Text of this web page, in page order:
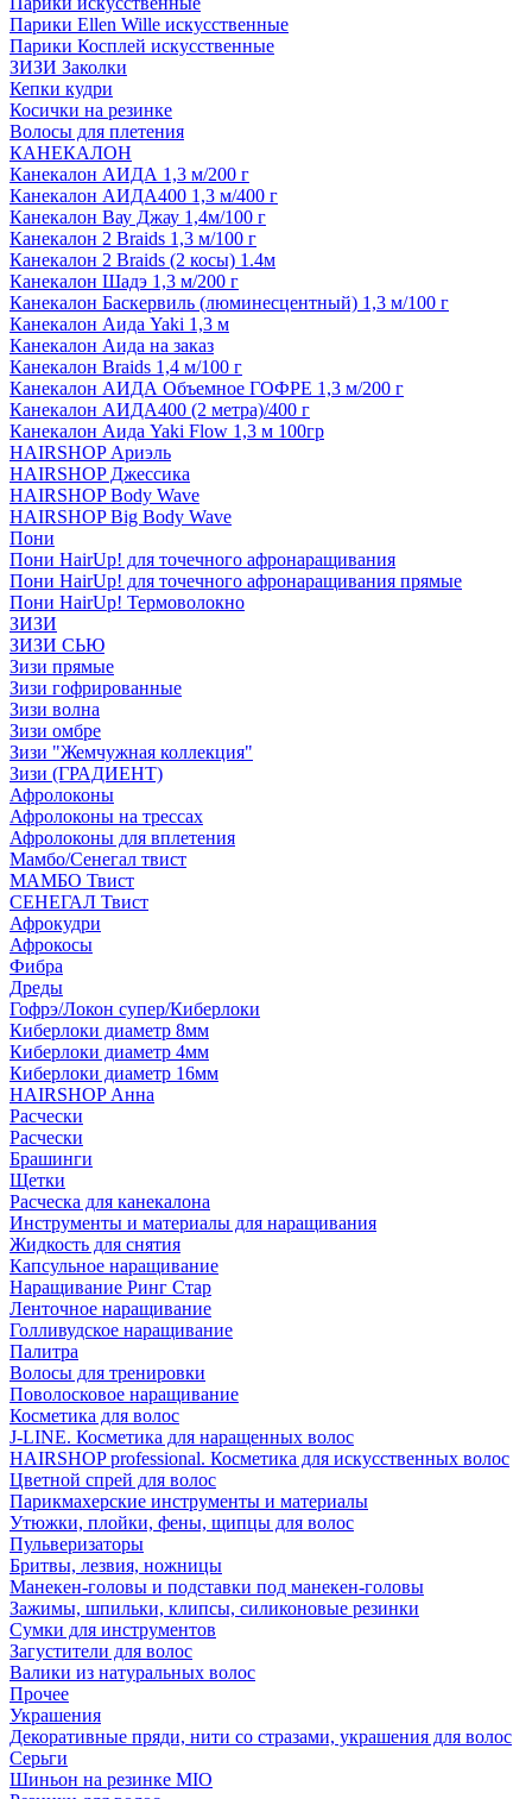
Парики Ellen Wille искусственные
Парики Косплей искусственные
ЗИЗИ Заколки
Кепки кудри
Косички на резинке
Волосы для плетения
КАНЕКАЛОН
Канекалон АИДА 1,3 м/200 г
Канекалон АИДА400 1,3 м/400 г
Канекалон Вау Джау 1,4м/100 г
Канекалон 2 Braids 1,3 м/100 г
Канекалон 2 Braids (2 косы) 1.4м
Канекалон Шадэ 1,3 м/200 г
Канекалон Баскервиль (люминесцентный) 1,3 м/100 г
Канекалон Аида Yaki 1,3 м
Канекалон Аида на заказ
Канекалон Braids 1,4 м/100 г
Канекалон АИДА Объемное ГОФРЕ 1,3 м/200 г
Канекалон АИДА400 (2 метра)/400 г
Канекалон Аида Yaki Flow 1,3 м 100гр
HAIRSHOP Ариэль
HAIRSHOP Джессика
HAIRSHOP Body Wave
HAIRSHOP Big Body Wave
Пони
Пони HairUp! для точечного афронаращивания
Пони HairUp! для точечного афронаращивания прямые
Пони HairUp! Термоволокно
ЗИЗИ
ЗИЗИ СЬЮ
Зизи прямые
Зизи гофрированные
Зизи волна
Зизи омбре
Зизи "Жемчужная коллекция"
Зизи (ГРАДИЕНТ)
Афролоконы
Афролоконы на трессах
Афролоконы для вплетения
Мамбо/Сенегал твист
МАМБО Твист
СЕНЕГАЛ Твист
Афрокудри
Афрокосы
Фибра
Дреды
Гофрэ/Локон супер/Киберлоки
Киберлоки диаметр 8мм
Киберлоки диаметр 4мм
Киберлоки диаметр 16мм
HAIRSHOP Анна
Расчески
Расчески
Брашинги
Щетки
Расческа для канекалона
Инструменты и материалы для наращивания
Жидкость для снятия
Капсульное наращивание
Наращивание Ринг Стар
Ленточное наращивание
Голливудское наращивание
Палитра
Волосы для тренировки
Поволосковое наращивание
Косметика для волос
J-LINE. Косметика для наращенных волос
HAIRSHOP professional. Косметика для искусственных волос
Цветной спрей для волос
Парикмахерские инструменты и материалы
Утюжки, плойки, фены, щипцы для волос
Пульверизаторы
Бритвы, лезвия, ножницы
Манекен-головы и подставки под манекен-головы
Зажимы, шпильки, клипсы, силиконовые резинки
Сумки для инструментов
Загустители для волос
Валики из натуральных волос
Прочее
Украшения
Декоративные пряди, нити со стразами, украшения для волос
Серьги
Шиньон на резинке MIO